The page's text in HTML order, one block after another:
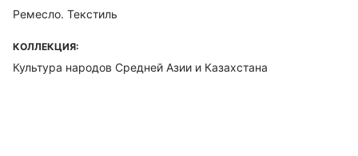
Ремесло. Текстиль
КОЛЛЕКЦИЯ:
Культура народов Средней Азии и Казахстана